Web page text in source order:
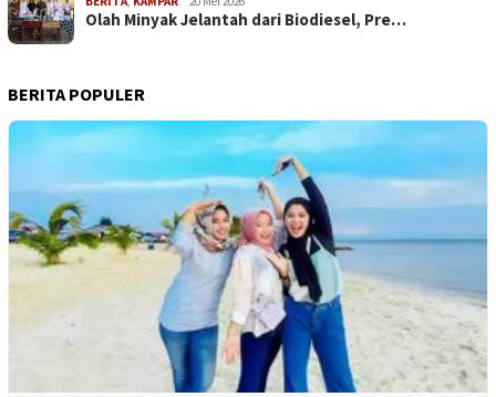
Olah Minyak Jelantah dari Biodiesel, Pre…
BERITA POPULER